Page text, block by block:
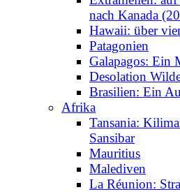
nach Kanada
Hawaii: über
Patagonien
Galapagos: Ein
Desolation
Brasilien: Ein
Afrika
Tansania:
Sansibar
Mauritius
Malediven
La Réunion: